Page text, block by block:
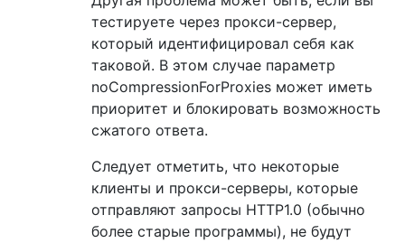
тестируете через прокси-сервер,
который идентифицировал себя как
таковой. В этом случае параметр
noCompressionForProxies может иметь
приоритет и блокировать возможность
сжатого ответа.
Следует отметить, что некоторые
клиенты и прокси-серверы, которые
отправляют запросы HTTP1.0 (обычно
более старые программы), не будут